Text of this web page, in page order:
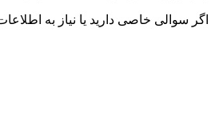
اگر سوالی خاصی دارید یا نیاز به